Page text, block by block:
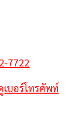
7722
เบอร์โทรศัพท์